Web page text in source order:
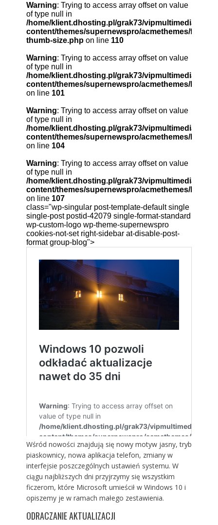
Wśród nowości znajdują się nowy motyw jasny, tryb
piaskownicy, nowa aplikacja telefon, zmiany w
interfejsie poszczególnych ustawień systemu. W
ciągu najbliższych dni przyjrzymy się wszystkim
ficzerom, które Microsoft umieścił w Windows 10 i
opiszemy je w ramach małego zestawienia.
ODRACZANIE AKTUALIZACJI